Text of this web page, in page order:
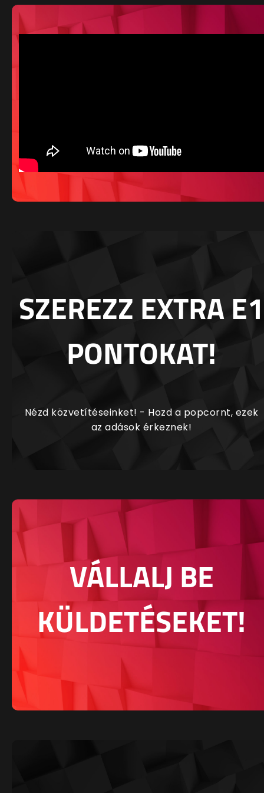
SZEREZZ EXTRA E1
PONTOKAT!
Nézd közvetítéseinket! - Hozd a popcornt, ezek
az adások érkeznek!
VÁLLALJ BE
KÜLDETÉSEKET!